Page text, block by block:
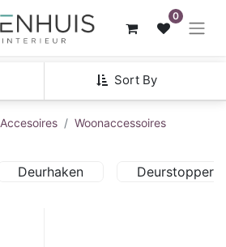
0
Sort By
Accesoires
Woonaccessoires
Deurhaken Deurstoppers